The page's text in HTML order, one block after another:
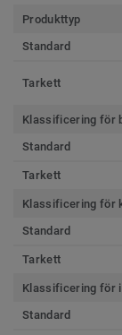
Produkttyp
Standard
Tarkett
Klassificering för
Standard
Tarkett
Klassificering för
Standard
Tarkett
Klassificering för
Standard